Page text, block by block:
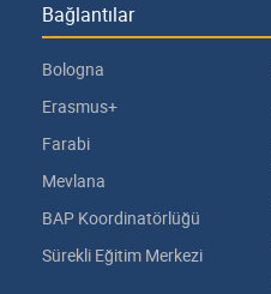
Bağlantılar
Bologna
Erasmus+
Farabi
Mevlana
BAP Koordinatörlüğü
Sürekli Eğitim Merkezi